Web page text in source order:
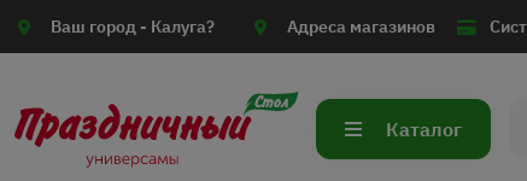
Ваш город - Калуга? Адреса магазинов
Каталог